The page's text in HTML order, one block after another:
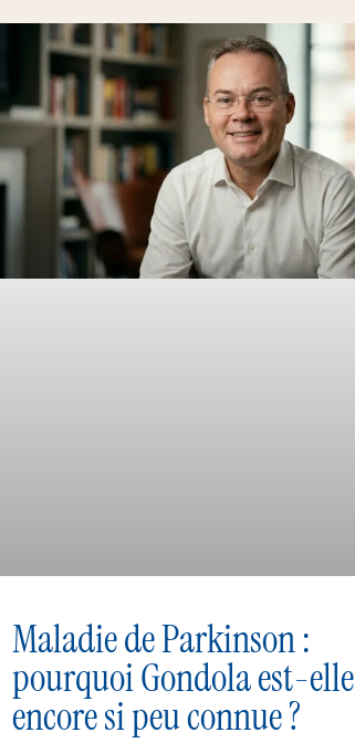
Maladie de Parkinson :
pourquoi Gondola est-elle
encore si peu connue ?